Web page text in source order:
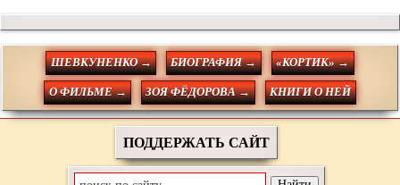
ШЕВКУНЕНКО → БИОГРАФИЯ → «КОРТИК» →
О ФИЛЬМЕ → ЗОЯ ФЁДОРОВА → КНИГИ О НЕЙ
ПОДДЕРЖАТЬ САЙТ